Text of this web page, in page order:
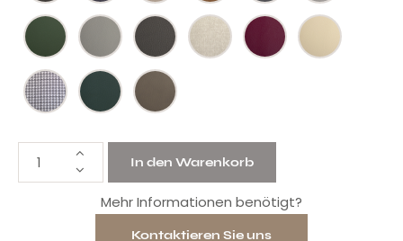
In den Warenkorb
Mehr Informationen benötigt?
Kontaktieren Sie uns